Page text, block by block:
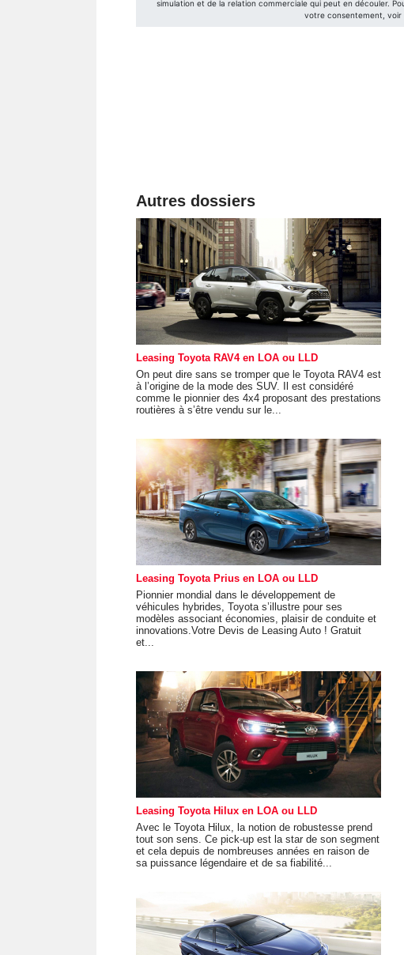
Autres dossiers
Leasing Toyota RAV4 en LOA ou LLD
On peut dire sans se tromper que le Toyota RAV4 est
à l’origine de la mode des SUV. Il est considéré
comme le pionnier des 4x4 proposant des prestations
routières à s’être vendu sur le...
Leasing Toyota Prius en LOA ou LLD
Pionnier mondial dans le développement de
véhicules hybrides, Toyota s’illustre pour ses
modèles associant économies, plaisir de conduite et
innovations.Votre Devis de Leasing Auto ! Gratuit
et...
Leasing Toyota Hilux en LOA ou LLD
Avec le Toyota Hilux, la notion de robustesse prend
tout son sens. Ce pick-up est la star de son segment
et cela depuis de nombreuses années en raison de
sa puissance légendaire et de sa fiabilité...